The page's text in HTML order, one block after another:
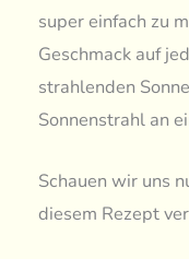
super einfach zu
Geschmack auf
strahlenden
Sonnenstrahl an
Schauen wir uns
diesem Rezept